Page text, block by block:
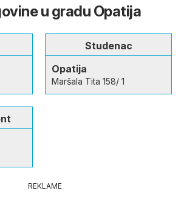
u gradu Opatija
Studenac
Opatija
Maršala Tita 158/ 1
REKLAME